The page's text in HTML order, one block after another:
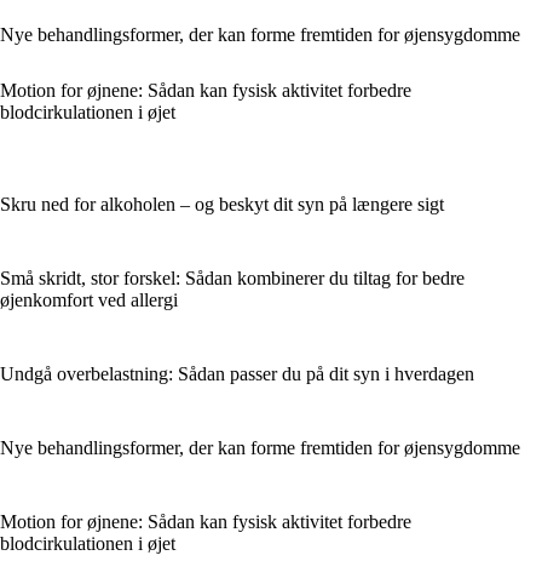
Nye behandlingsformer, der kan forme fremtiden for øjensygdomme
Motion for øjnene: Sådan kan fysisk aktivitet forbedre
blodcirkulationen i øjet
Skru ned for alkoholen – og beskyt dit syn på længere sigt
Små skridt, stor forskel: Sådan kombinerer du tiltag for bedre
øjenkomfort ved allergi
Undgå overbelastning: Sådan passer du på dit syn i hverdagen
Nye behandlingsformer, der kan forme fremtiden for øjensygdomme
Motion for øjnene: Sådan kan fysisk aktivitet forbedre
blodcirkulationen i øjet